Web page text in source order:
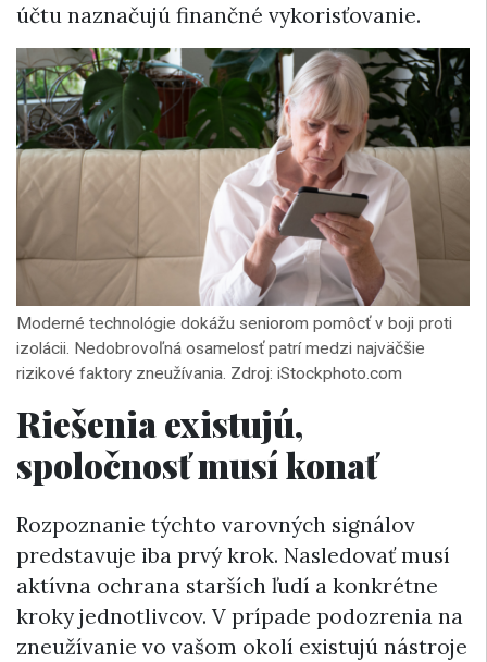
účtu naznačujú finančné vykorisťovanie.
Moderné technológie dokážu seniorom pomôcť v boji proti
izolácii. Nedobrovoľná osamelosť patrí medzi najväčšie
rizikové faktory zneužívania. Zdroj: iStockphoto.com
Riešenia existujú,
spoločnosť musí konať
Rozpoznanie týchto varovných signálov
predstavuje iba prvý krok. Nasledovať musí
aktívna ochrana starších ľudí a konkrétne
kroky jednotlivcov. V prípade podozrenia na
zneužívanie vo vašom okolí existujú nástroje